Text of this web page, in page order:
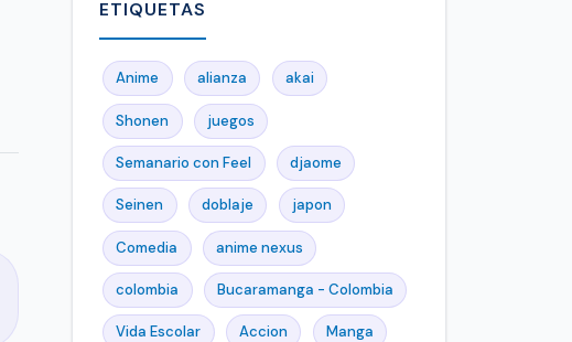
ETIQUETAS
Anime alianza akai
Shonen juegos
Semanario con Feel djaome
Seinen doblaje japon
Comedia anime nexus
colombia Bucaramanga - Colombia
Vida Escolar Accion Manga